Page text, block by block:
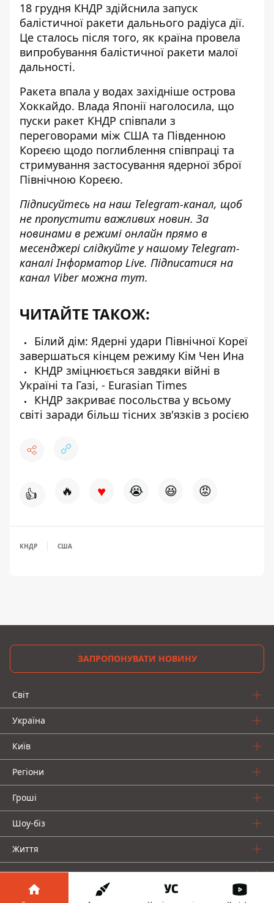
18 грудня КНДР здійснила запуск
балістичної ракети дальнього радіуса дії.
Це сталось після того, як країна провела
випробування балістичної ракети малої
дальності.
Ракета впала у водах західніше острова
Хоккайдо. Влада Японії наголосила, що
пуски ракет КНДР співпали з
переговорами між США та Південною
Кореєю щодо поглиблення співпраці та
стримування застосування ядерної зброї
Північною Кореєю.
Підписуйтесь на наш Telegram-канал, щоб
не пропустити важливих новин. За
новинами в режимі онлайн прямо в
месенджері слідкуйте у нашому Telegram-
каналіІнформатор Live. Підписатися на
канал Viber можна тут.
ЧИТАЙТЕ ТАКОЖ:
Білий дім: Ядерні удари Північної Кореї
завершаться кінцем режиму Кім Чен Ина
КНДР зміцнюється завдяки війні в
Україні та Газі, - Eurasian Times
КНДР закриває посольства у всьому
світі заради більш тісних зв'язків з росією
👍 🔥 ♥ 😭 😆 😡
КНДР США
ЗАПРОПОНУВАТИ НОВИНУ
Світ
Україна
Київ
Регіони
Гроші
Шоу-біз
Життя
Про нас